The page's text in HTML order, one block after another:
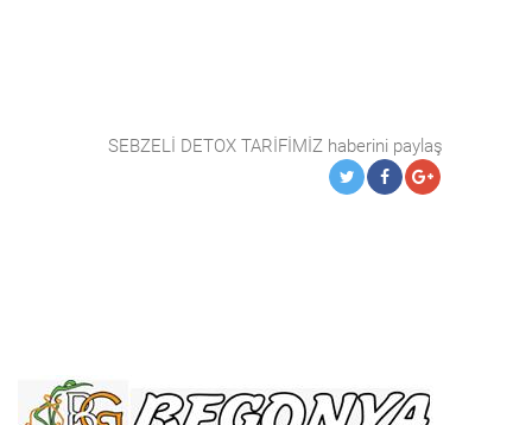
SEBZELİ DETOX TARİFİMİZ haberini paylaş